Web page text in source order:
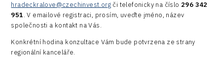
hradeckralove@czechinvest.org či telefonicky na číslo 296 342
951. V emailové registraci, prosím, uveďte jméno, název
společnosti a kontakt na Vás.
Konkrétní hodina konzultace Vám bude potvrzena ze strany
regionální kanceláře.